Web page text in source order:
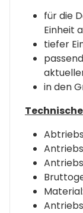
für die
Einheit
tiefer
in den